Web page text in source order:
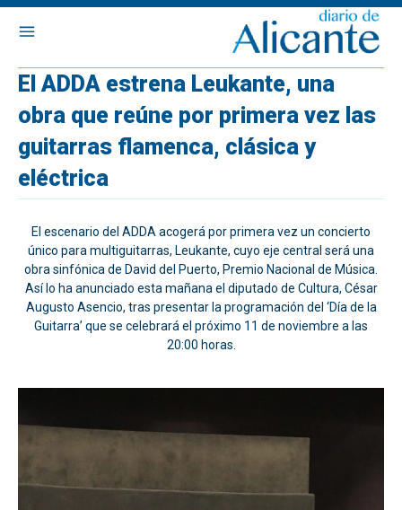
El ADDA estrena Leukante, una
obra que reúne por primera vez las
guitarras flamenca, clásica y
eléctrica
El escenario del ADDA acogerá por primera vez un concierto
único para multiguitarras, Leukante, cuyo eje central será una
obra sinfónica de David del Puerto, Premio Nacional de Música.
Así lo ha anunciado esta mañana el diputado de Cultura, César
Augusto Asencio, tras presentar la programación del ‘Día de la
Guitarra’ que se celebrará el próximo 11 de noviembre a las
20:00 horas.